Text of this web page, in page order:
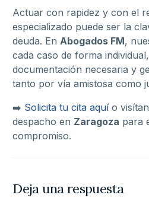
Actuar con rapidez y con el
especializado puede ser la
deuda. EnAbogados FM,
cada caso de forma
documentación necesaria y
tanto por vía amistosa como
➡️ Solicita tu cita aquío
despacho en Zaragoza para
compromiso.
Deja una respuesta